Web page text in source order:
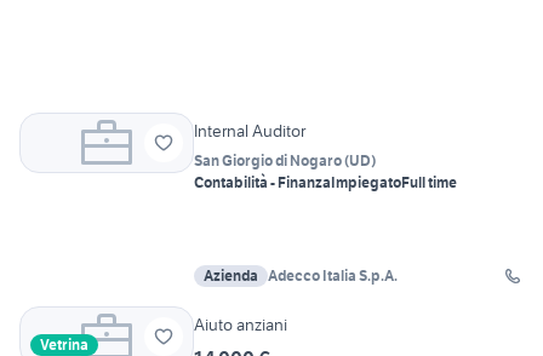
Internal Auditor
San Giorgio di Nogaro(UD)
Contabilità - FinanzaImpiegatoFull time
Azienda Adecco Italia S.p.A.
Vetrina
Aiuto anziani